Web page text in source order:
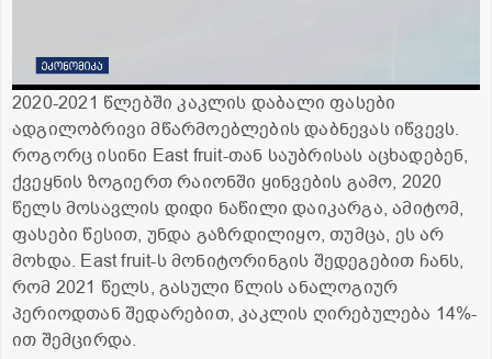
2020-2021 წლებში კაკლის დაბალი ფასები
ადგილობრივი მწარმოებლების დაბნევას იწვევს.
როგორც ისინი East fruit-თან საუბრისას აცხადებენ,
ქვეყნის ზოგიერთ რაიონში ყინვების გამო, 2020
წელს მოსავლის დიდი ნაწილი დაიკარგა, ამიტომ,
ფასები წესით, უნდა გაზრდილიყო, თუმცა, ეს არ
მოხდა. East fruit-ს მონიტორინგის შედეგებით ჩანს,
რომ 2021 წელს, გასული წლის ანალოგიურ
პერიოდთან შედარებით, კაკლის ღირებულება 14%-
ით შემცირდა.